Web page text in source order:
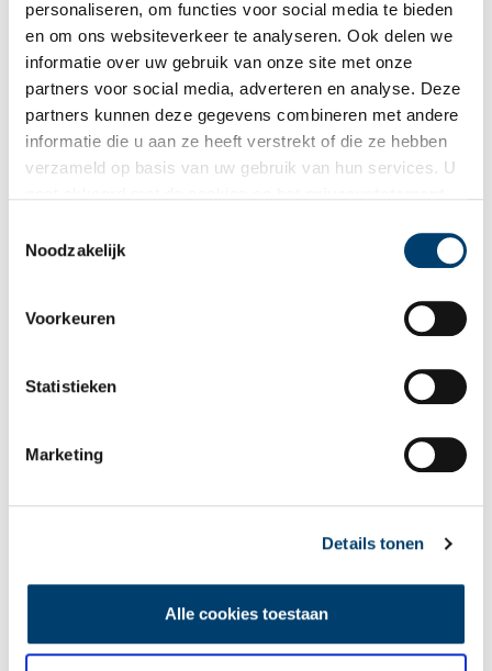
personaliseren, om functies voor social media te bieden
en om ons websiteverkeer te analyseren. Ook delen we
informatie over uw gebruik van onze site met onze
partners voor social media, adverteren en analyse. Deze
partners kunnen deze gegevens combineren met andere
informatie die u aan ze heeft verstrekt of die ze hebben
verzameld op basis van uw gebruik van hun services. U
Noodzakelijk
Voorkeuren
Statistieken
Marketing
Details tonen
Alle cookies toestaan
een monument in ontwikkeling, dus houd de site in de gaten!
Op de website kun je biografieën lezen van verschillende Engelandvaarders.
Bron:Museum Engelandvaarders
Wilt u op de hoogte blijven van de mooiste verhalen en het
laatste erfgoednieuws? Schrijf u dan nu in voor onze
wekelijkse nieuwsbrief!